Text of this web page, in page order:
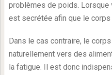
problèmes de poids. Lorsque
est secrétée afin que le
Dans le cas contraire, le
naturellement vers des
la fatigue. Il est donc